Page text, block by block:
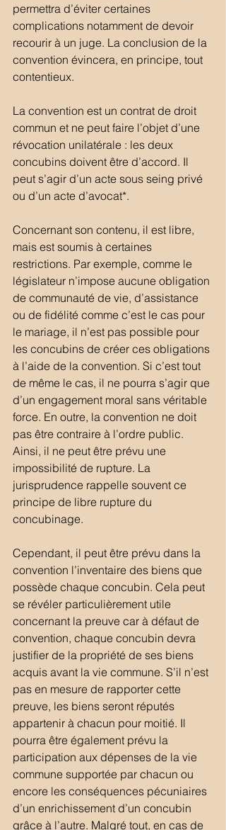
permettra d’éviter certaines
complications notamment de devoir
recourir à un juge. La conclusion de la
convention évincera, en principe, tout
contentieux.
La convention est un contrat de droit
commun et ne peut faire l’objet d’une
révocation unilatérale : les deux
concubins doivent être d’accord. Il
peut s’agir d’un acte sous seing privé
ou d’un acte d’avocat*.
Concernant son contenu, il est libre,
mais est soumis à certaines
restrictions. Par exemple, comme le
législateur n’impose aucune obligation
de communauté de vie, d’assistance
ou de fidélité comme c’est le cas pour
le mariage, il n’est pas possible pour
les concubins de créer ces obligations
à l’aide de la convention. Si c’est tout
de même le cas, il ne pourra s’agir que
d’un engagement moral sans véritable
force. En outre, la convention ne doit
pas être contraire à l’ordre public.
Ainsi, il ne peut être prévu une
impossibilité de rupture. La
jurisprudence rappelle souvent ce
principe de libre rupture du
concubinage.
Cependant, il peut être prévu dans la
convention l’inventaire des biens que
possède chaque concubin. Cela peut
se révéler particulièrement utile
concernant la preuve car à défaut de
convention, chaque concubin devra
justifier de la propriété de ses biens
acquis avant la vie commune. S’il n’est
pas en mesure de rapporter cette
preuve, les biens seront réputés
appartenir à chacun pour moitié. Il
pourra être également prévu la
participation aux dépenses de la vie
commune supportée par chacun ou
encore les conséquences pécuniaires
d’un enrichissement d’un concubin
grâce à l’autre. Malgré tout, en cas de